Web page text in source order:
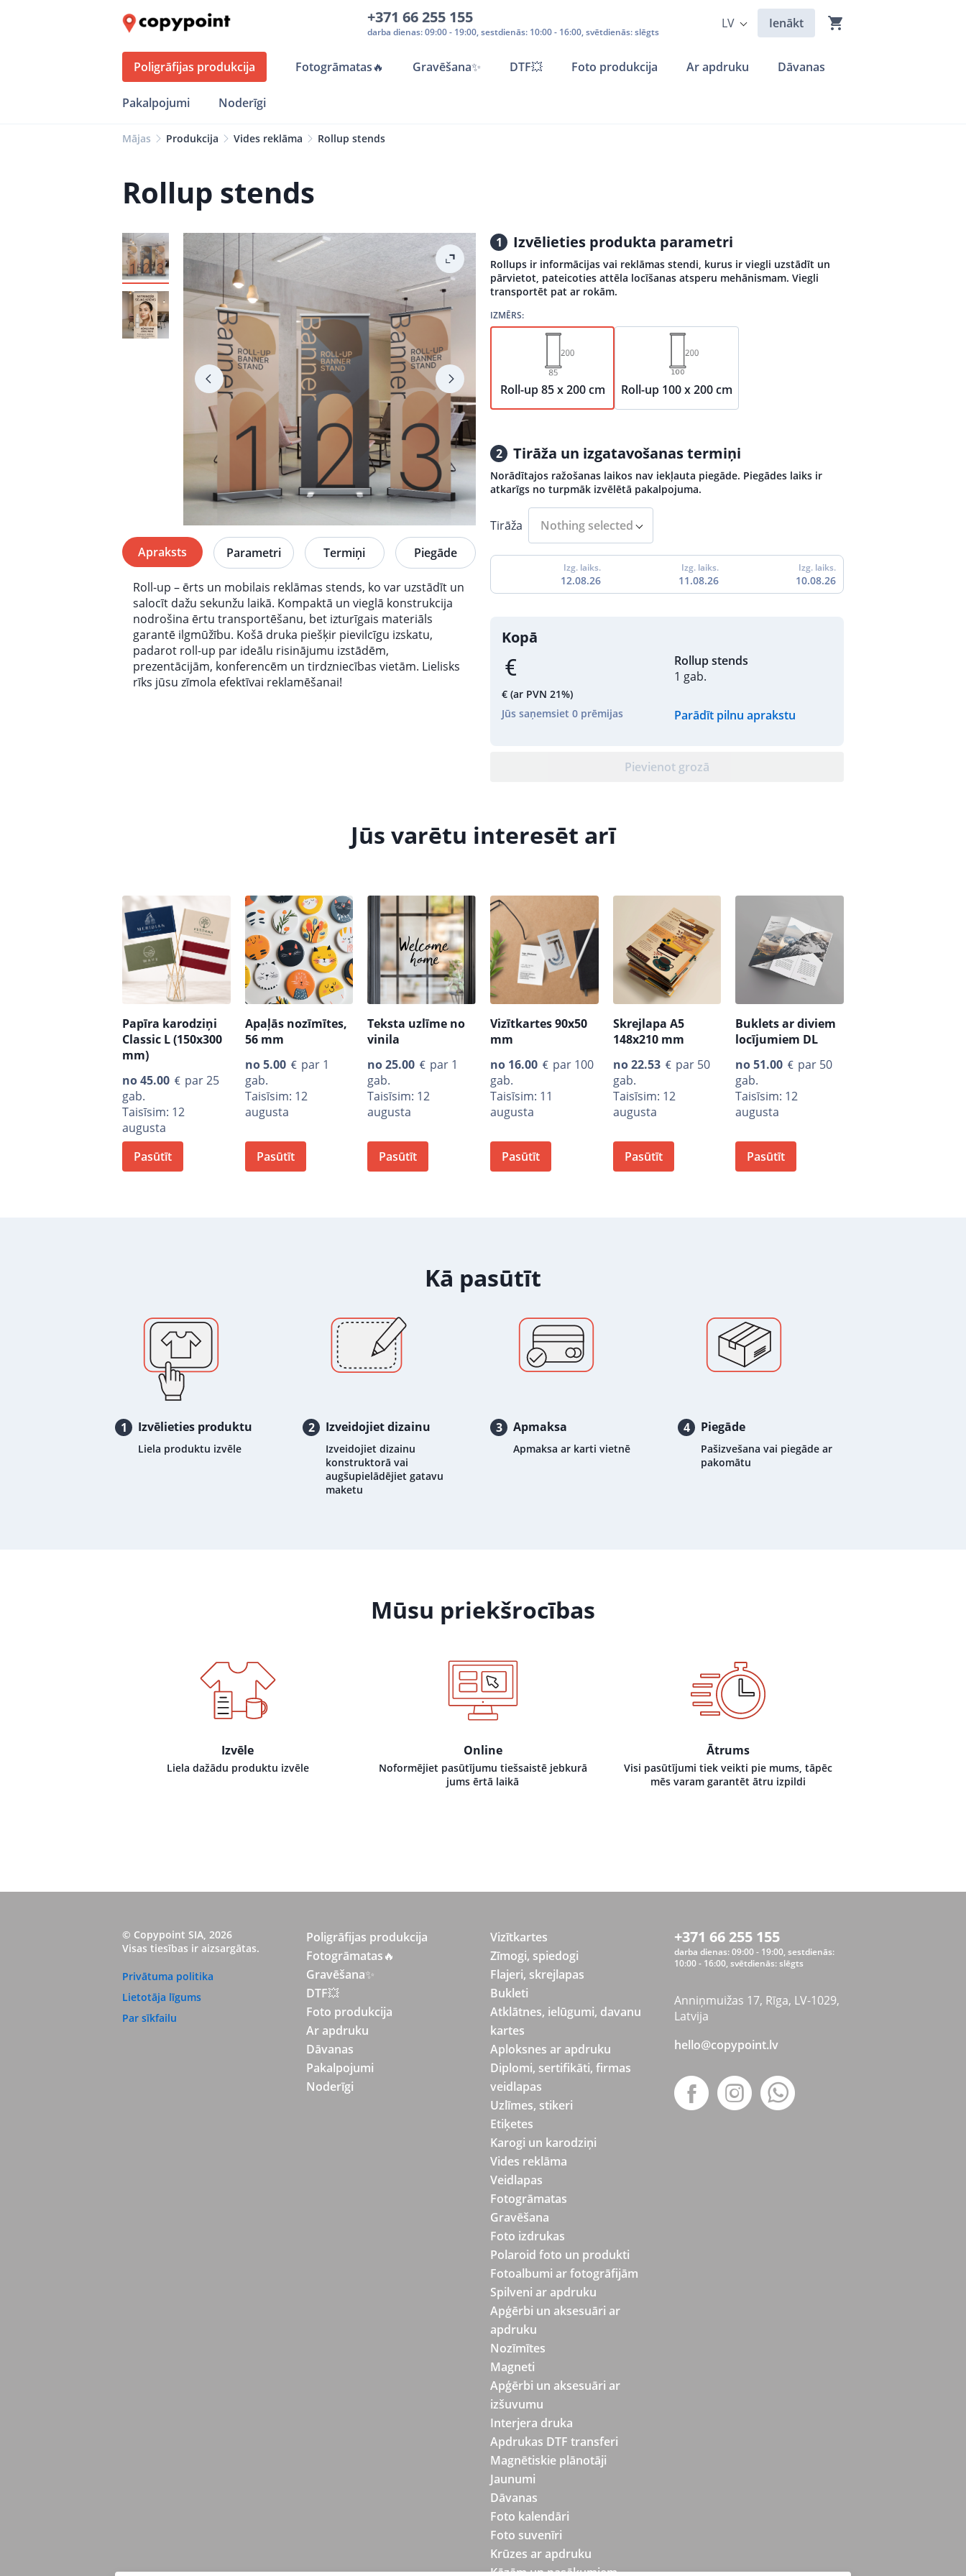
+371 66 255 155
darba dienas: 09:00 - 19:00, sestdienās: 10:00 - 16:00, svētdienās: slēgts
LV Ienākt
Poligrāfijas produkcija Fotogrāmatas🔥 Gravēšana✨ DTF💥 Foto produkcija Ar apdruku Dāvanas
Pakalpojumi Noderīgi
Mājas Produkcija Vides reklāma Rollup stends
Rollup stends
Apraksts Parametri Termiņi Piegāde
Roll-up – ērts un mobilais reklāmas stends, ko var uzstādīt un
salocīt dažu sekunžu laikā. Kompaktā un vieglā konstrukcija
nodrošina ērtu transportēšanu, bet izturīgais materiāls
garantē ilgmūžību. Košā druka piešķir pievilcīgu izskatu,
padarot roll-up par ideālu risinājumu izstādēm,
prezentācijām, konferencēm un tirdzniecības vietām. Lielisks
rīks jūsu zīmola efektīvai reklamēšanai!
1 Izvēlieties produkta parametri
Rollups ir informācijas vai reklāmas stendi, kurus ir viegli uzstādīt un
pārvietot, pateicoties attēla locīšanas atsperu mehānismam. Viegli
transportēt pat ar rokām.
IZMĒRS:
Roll-up 85 x 200 cm Roll-up 100 x 200 cm
2 Tirāža un izgatavošanas termiņi
Norādītajos ražošanas laikos nav iekļauta piegāde. Piegādes laiks ir
atkarīgs no turpmāk izvēlētā pakalpojuma.
Tirāža Nothing selected
Izg. laiks.
12.08.26
Izg. laiks.
11.08.26
Izg. laiks.
10.08.26
Kopā
€ (ar PVN 21%)
Jūs saņemsiet 0 prēmijas
Rollup stends
1 gab.
Parādīt pilnu aprakstu
Pievienot grozā
Jūs varētu interesēt arī
Papīra karodziņi
Classic L (150x300
mm)
no45.00
par 25
gab.
Taisīsim: 12
augusta
Pasūtīt
Apaļās nozīmītes,
56 mm
no5.00
par 1
gab.
Taisīsim: 12
augusta
Pasūtīt
Teksta uzlīme no
vinila
no25.00
par 1
gab.
Taisīsim: 12
augusta
Pasūtīt
Vizītkartes 90x50
mm
no 16.00
par 100
gab.
Taisīsim: 11
augusta
Pasūtīt
Skrejlapa A5
148x210 mm
no22.53
par 50
gab.
Taisīsim: 12
augusta
Pasūtīt
Buklets ar diviem
locījumiem DL
no51.00
par 50
gab.
Taisīsim: 12
augusta
Pasūtīt
Kā pasūtīt
1 Izvēlieties produktu
Liela produktu izvēle
2 Izveidojiet dizainu
Izveidojiet dizainu
konstruktorā vai
augšupielādējiet gatavu
maketu
3 Apmaksa
Apmaksa ar karti vietnē
4 Piegāde
Pašizvešana vai piegāde ar
pakomātu
Mūsu priekšrocības
Izvēle
Liela dažādu produktu izvēle
Online
Noformējiet pasūtījumu tiešsaistē jebkurā
jums ērtā laikā
Ātrums
Visi pasūtījumi tiek veikti pie mums, tāpēc
mēs varam garantēt ātru izpildi
© Copypoint SIA, 2026
Visas tiesības ir aizsargātas.
Privātuma politika
Lietotāja līgums
Par sīkfailu
Poligrāfijas produkcija
Fotogrāmatas🔥
Gravēšana✨
DTF💥
Foto produkcija
Ar apdruku
Dāvanas
Pakalpojumi
Noderīgi
Vizītkartes
Zīmogi, spiedogi
Flajeri, skrejlapas
Bukleti
Atklātnes, ielūgumi, davanu
kartes
Aploksnes ar apdruku
Diplomi, sertifikāti, firmas
veidlapas
Uzlīmes, stikeri
Etiķetes
Karogi un karodziņi
Vides reklāma
Veidlapas
Fotogrāmatas
Gravēšana
Foto izdrukas
Polaroid foto un produkti
Fotoalbumi ar fotogrāfijām
Spilveni ar apdruku
Apģērbi un aksesuāri ar
apdruku
Nozīmītes
Magneti
Apģērbi un aksesuāri ar
izšuvumu
Interjera druka
Apdrukas DTF transferi
Magnētiskie plānotāji
Jaunumi
Dāvanas
Foto kalendāri
Foto suvenīri
Krūzes ar apdruku
Kāzām un pasākumiem
+371 66 255 155
darba dienas: 09:00 - 19:00, sestdienās:
10:00 - 16:00, svētdienās: slēgts
Anniņmuižas 17, Rīga, LV-1029,
Latvija
hello@copypoint.lv